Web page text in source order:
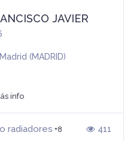
JAVIER
(MADRID)
info
radiadores +8 411